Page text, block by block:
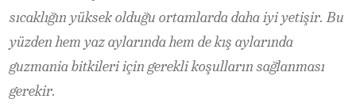
sıcaklığın yüksek olduğu ortamlarda daha iyi yetişir. Bu
yüzden hem yaz aylarında hem de kış aylarında
guzmania bitkileri için gerekli koşulların sağlanması
gerekir.